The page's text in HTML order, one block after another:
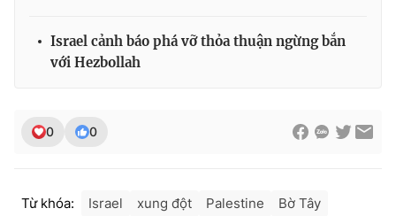
thuận bằng văn bản. Ghi rõ nguồn VTV.vn khi phát hành lại
Israel cảnh báo phá vỡ thỏa thuận ngừng bắn
với Hezbollah
0 0
Từ khóa: Israel xung đột Palestine Bờ Tây